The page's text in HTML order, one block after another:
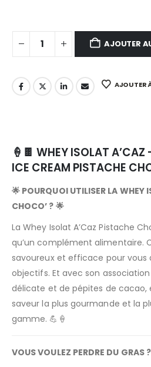
AJOUTER
AJOUTER
🍦🍫 WHEY ISOLAT A’CAZ
ICE CREAM PISTACHE
🌟 POURQUOI UTILISER LA WHEY
CHOCO’ ? 🌟
La Whey Isolat A’Caz Pistache
qu’un complément alimentaire.
savoureux et efficace pour vous
objectifs. Et avec son
délicate et de pépites de cacao,
saveur la plus gourmande et la
gamme. 💪🍦
VOUS VOULEZ PERDRE DU GRAS